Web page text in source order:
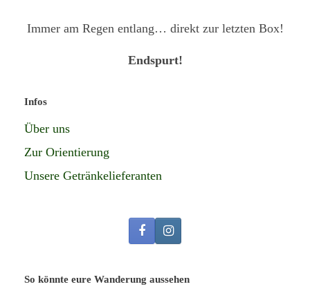
Immer am Regen entlang… direkt zur letzten Box!
Endspurt!
Infos
Über uns
Zur Orientierung
Unsere Getränkelieferanten
So könnte eure Wanderung aussehen